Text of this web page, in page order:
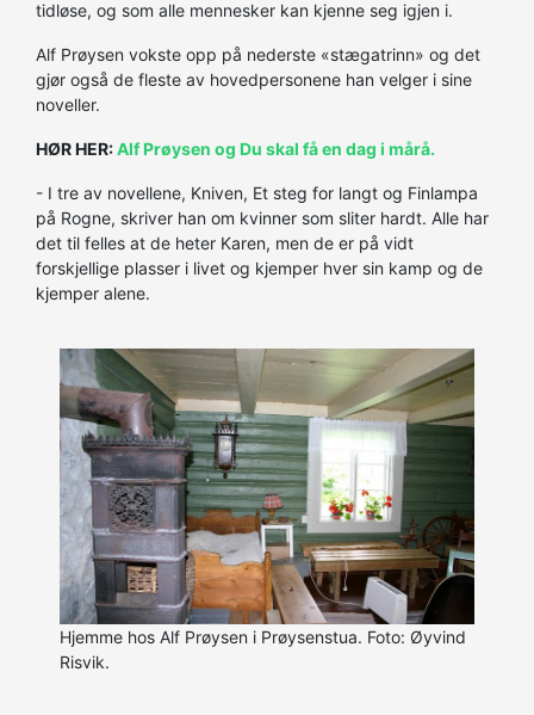
tidløse, og som alle mennesker kan kjenne seg igjen i.
Alf Prøysen vokste opp på nederste «stægatrinn» og det
gjør også de fleste av hovedpersonene han velger i sine
noveller.
HØR HER:Alf Prøysen og Du skal få en dag i mårå.
- I tre av novellene, Kniven, Et steg for langt og Finlampa
på Rogne, skriver han om kvinner som sliter hardt. Alle har
det til felles at de heter Karen, men de er på vidt
forskjellige plasser i livet og kjemper hver sin kamp og de
kjemper alene.
Hjemme hos Alf Prøysen i Prøysenstua. Foto: Øyvind
Risvik.